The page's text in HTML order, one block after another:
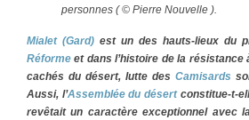
personnes ( © Pierre Nouvelle ).
Mialet (Gard) est un des hauts-lieux du
Réforme et dans l’histoire de la
cachés du désert, lutte des Camisards
Aussi, l’Assemblée du désertconstitue-t-
revêtait un caractère exceptionnel avec